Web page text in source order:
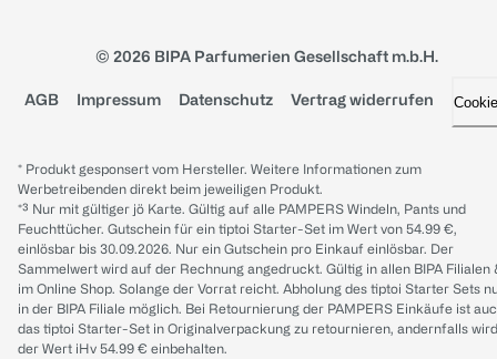
© 2026 BIPA Parfumerien Gesellschaft m.b.H.
AGB Impressum Datenschutz Vertrag widerrufen
* Produkt gesponsert vom Hersteller. Weitere Informationen zum
Werbetreibenden direkt beim jeweiligen Produkt.
*³ Nur mit gültiger jö Karte. Gültig auf alle PAMPERS Windeln, Pants und
Feuchttücher. Gutschein für ein tiptoi Starter-Set im Wert von 54.99 €,
einlösbar bis 30.09.2026. Nur ein Gutschein pro Einkauf einlösbar. Der
Sammelwert wird auf der Rechnung angedruckt. Gültig in allen BIPA Filialen
im Online Shop. Solange der Vorrat reicht. Abholung des tiptoi Starter Sets
in der BIPA Filiale möglich. Bei Retournierung der PAMPERS Einkäufe ist
das tiptoi Starter-Set in Originalverpackung zu retournieren, andernfalls wird
der Wert iHv 54.99 € einbehalten.